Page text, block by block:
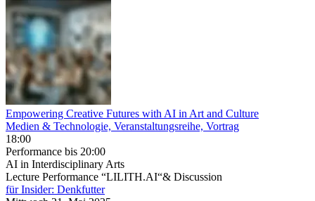
Empowering Creative Futures with AI in Art and Culture
Medien & Technologie, Veranstaltungsreihe, Vortrag
18:00
Performance bis 20:00
AI in Interdisciplinary Arts
Lecture Performance “LILITH.AI“& Discussion
für Insider: Denkfutter